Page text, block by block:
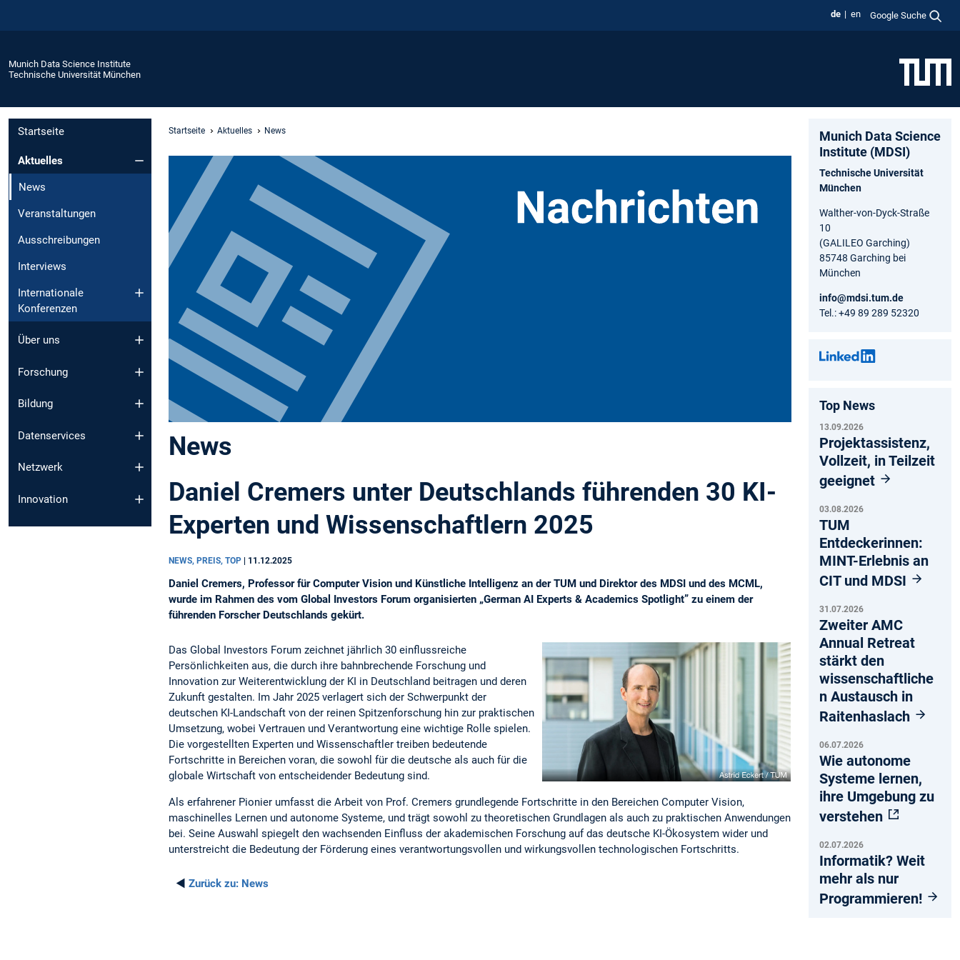
de en Google Suche
Munich Data Science Institute
Technische Universität München
Startseite
Aktuelles
News
Veranstaltungen
Ausschreibungen
Interviews
Internationale
Konferenzen
Über uns
Forschung
Bildung
Datenservices
Netzwerk
Innovation
Startseite Aktuelles News
News
Daniel Cremers unter Deutschlands führenden 30 KI-
Experten und Wissenschaftlern 2025
NEWS, PREIS, TOP | 11.12.2025
Daniel Cremers, Professor für Computer Vision und Künstliche Intelligenz an der TUM und Direktor des MDSI und des MCML,
wurde im Rahmen des vom Global Investors Forum organisierten „German AI Experts & Academics Spotlight” zu einem der
führenden Forscher Deutschlands gekürt.
Das Global Investors Forum zeichnet jährlich 30 einflussreiche
Persönlichkeiten aus, die durch ihre bahnbrechende Forschung und
Innovation zur Weiterentwicklung der KI in Deutschland beitragen und deren
Zukunft gestalten. Im Jahr 2025 verlagert sich der Schwerpunkt der
deutschen KI-Landschaft von der reinen Spitzenforschung hin zur praktischen
Umsetzung, wobei Vertrauen und Verantwortung eine wichtige Rolle spielen.
Die vorgestellten Experten und Wissenschaftler treiben bedeutende
Fortschritte in Bereichen voran, die sowohl für die deutsche als auch für die
globale Wirtschaft von entscheidender Bedeutung sind.
Als erfahrener Pionier umfasst die Arbeit von Prof. Cremers grundlegende Fortschritte in den Bereichen Computer Vision,
maschinelles Lernen und autonome Systeme, und trägt sowohl zu theoretischen Grundlagen als auch zu praktischen Anwendungen
bei. Seine Auswahl spiegelt den wachsenden Einfluss der akademischen Forschung auf das deutsche KI-Ökosystem wider und
unterstreicht die Bedeutung der Förderung eines verantwortungsvollen und wirkungsvollen technologischen Fortschritts.
◄ Zurück zu: News
Munich Data Science
Institute (MDSI)
Technische Universität
München
Walther-von-Dyck-Straße
10
(GALILEO Garching)
85748 Garching bei
München
info@mdsi.tum.de
Tel.: +49 89 289 52320
Top News
13.09.2026
Projektassistenz,
Vollzeit, in Teilzeit
geeignet
03.08.2026
TUM
Entdeckerinnen:
MINT-Erlebnis an
CIT und MDSI
31.07.2026
Zweiter AMC
Annual Retreat
stärkt den
wissenschaftliche
n Austausch in
Raitenhaslach
06.07.2026
Wie autonome
Systeme lernen,
ihre Umgebung zu
verstehen
02.07.2026
Informatik? Weit
mehr als nur
Programmieren!